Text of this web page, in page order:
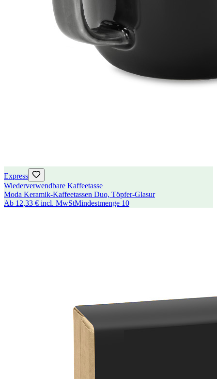
Express
Wiederverwendbare Kaffeetasse
Moda Keramik-Kaffeetassen Duo, Töpfer-Glasur
Ab 12,33 € incl. MwStMindestmenge 10